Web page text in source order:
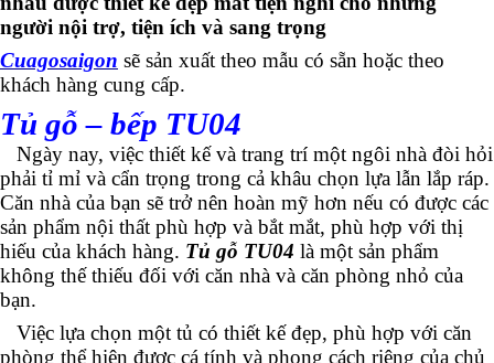
người nội trợ, tiện ích và sang trọng
Cuagosaigon sẽ sản xuất theo mẫu có sẵn hoặc theo
khách hàng cung cấp.
Tủ gỗ – bếp TU04
Ngày nay, việc thiết kế và trang trí một ngôi nhà đòi hỏi
phải tỉ mỉ và cẩn trọng trong cả khâu chọn lựa lẫn lắp ráp.
Căn nhà của bạn sẽ trở nên hoàn mỹ hơn nếu có được các
sản phẩm nội thất phù hợp và bắt mắt, phù hợp với thị
hiếu của khách hàng. Tủ gỗ TU04 là một sản phẩm
không thế thiếu đối với căn nhà và căn phòng nhỏ của
bạn.
Việc lựa chọn một tủ có thiết kế đẹp, phù hợp với căn
phòng thể hiện được cá tính và phong cách riêng của chủ